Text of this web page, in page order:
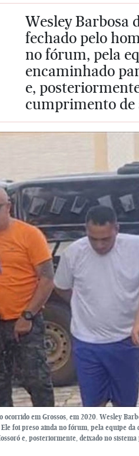
Wesley Barbosa
fechado pelo
no fórum, pela
encaminhado
e,
cumprimento de
em Grossos, em 2020. Wesley
foi preso ainda no fórum, pela equipe
e, posteriormente, deixado no